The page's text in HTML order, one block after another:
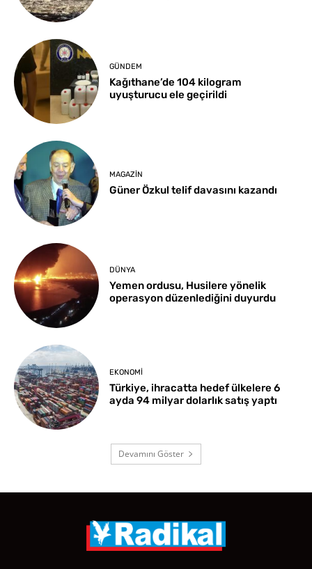
GÜNDEM
Kağıthane’de 104 kilogram
uyuşturucu ele geçirildi
MAGAZIN
Güner Özkul telif davasını kazandı
DÜNYA
Yemen ordusu, Husilere yönelik
operasyon düzenlediğini duyurdu
EKONOMI
Türkiye, ihracatta hedef ülkelere 6
ayda 94 milyar dolarlık satış yaptı
Devamını Göster